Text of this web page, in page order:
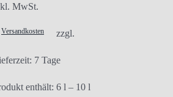
MwSt.
zzgl.
Versandkosten
7 Tage
enthält: 6 l – 10 l